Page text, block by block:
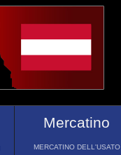
Mercatino
MERCATINO DELL'USATO